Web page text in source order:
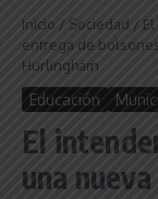
Inicio / Sociedad /
entrega de
Hurlingham
Educación
El
una